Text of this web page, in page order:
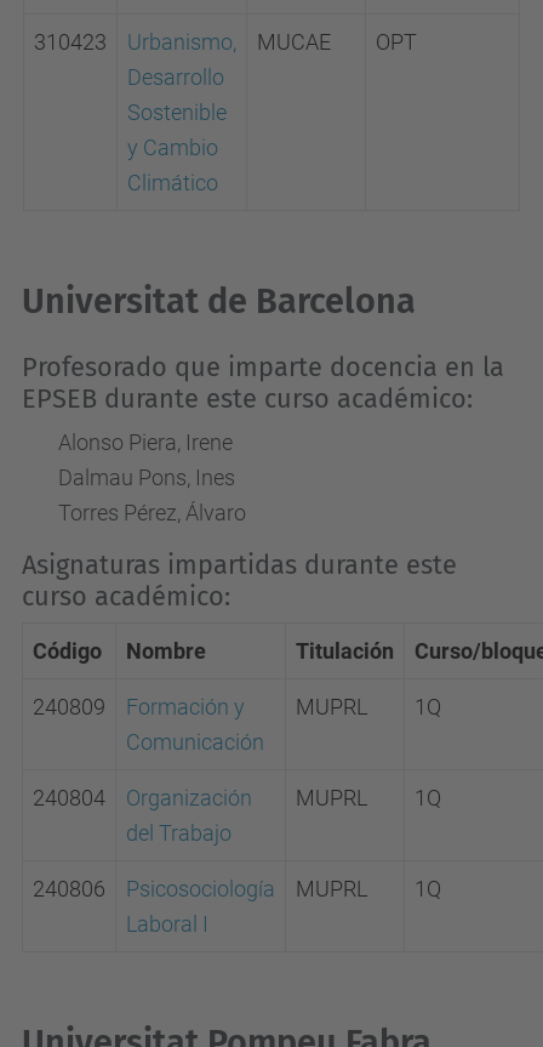
310423
Urbanismo,
Desarrollo
Sostenible
y Cambio
Climático
MUCAE OPT
Universitat de Barcelona
Profesorado que imparte docencia en la
EPSEB durante este curso académico:
Alonso Piera, Irene
Dalmau Pons, Ines
Torres Pérez, Álvaro
Asignaturas impartidas durante este
curso académico:
Código Nombre Titulación Curso/
240809
Formación y
Comunicación
MUPRL 1Q
240804
Organización
del Trabajo
MUPRL 1Q
240806
Psicosociología
Laboral I
MUPRL 1Q